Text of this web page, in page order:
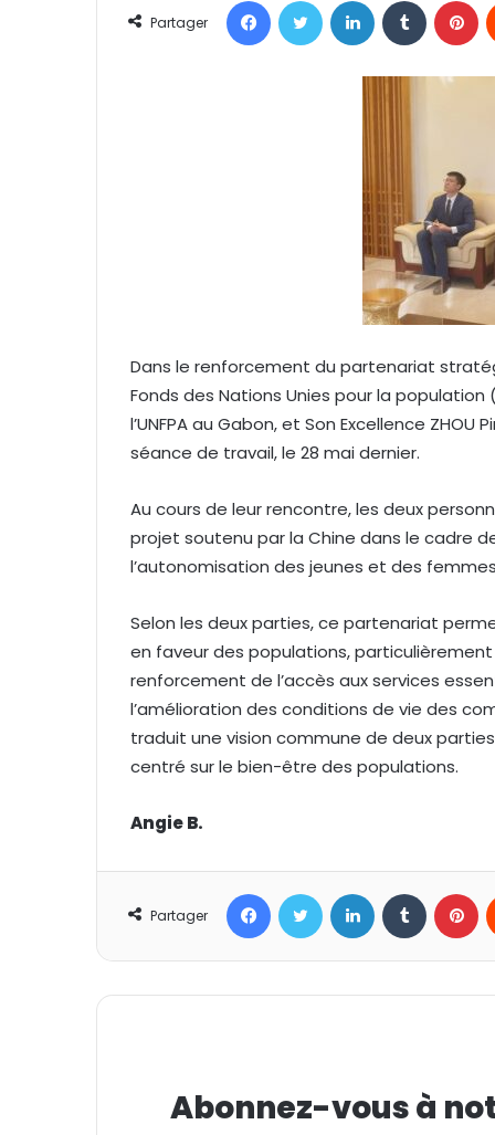
y
o
u
l
Partager
Dans le renforcement du partenariat
Fonds des Nations Unies pour la population
l’UNFPA au Gabon, et Son Excellence
séance de travail, le 28 mai dernier.
Au cours de leur rencontre, les deux
projet soutenu par la Chine dans le cadre
l’autonomisation des jeunes et des
Selon les deux parties, ce partenariat
en faveur des populations,
renforcement de l’accès aux services
l’amélioration des conditions de vie des
traduit une vision commune de deux
centré sur le bien-être des populations.
Angie B.
Partager
Abonnez-vous à